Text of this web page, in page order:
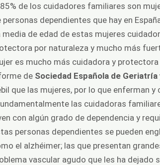
85% de los cuidadores familiares son
personas dependientes que hay en
media de edad de estas mujeres
por naturaleza y mucho más
es mucho más cuidadora y
de Sociedad Española de
que las mujeres, por lo que enferman
las cuidadoras
con algún grado de dependencia y
personas dependientes se pueden
el alzhéimer; las que presentan
vascular agudo que les ha dejado